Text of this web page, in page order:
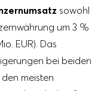
sowohl
um 3 %
EUR). Das
bei beiden
meisten